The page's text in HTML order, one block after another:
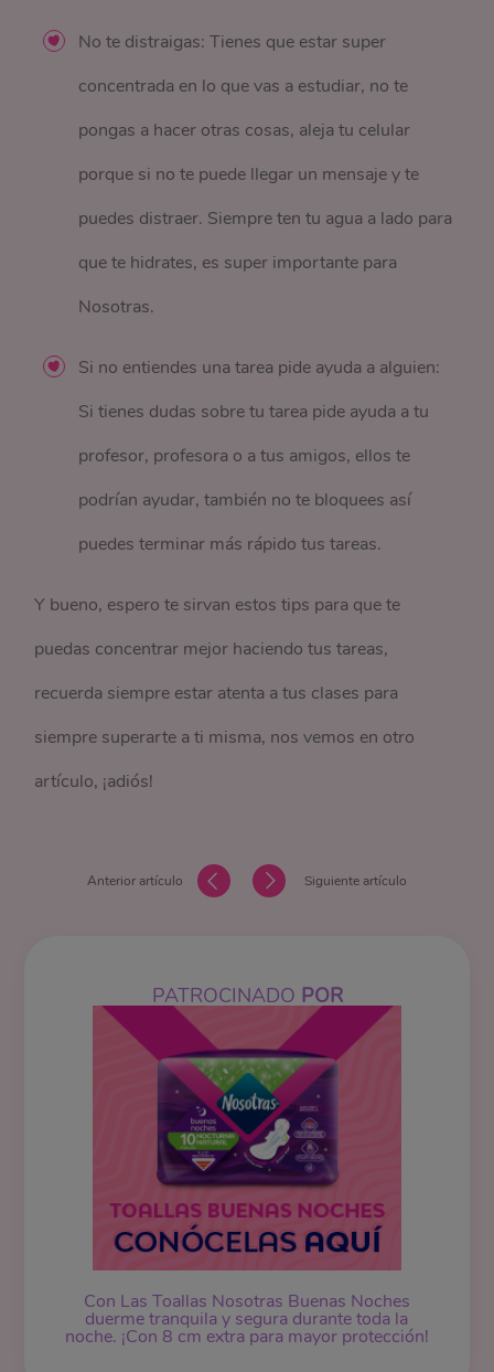
No te distraigas: Tienes que estar super
concentrada en lo que vas a estudiar, no te
pongas a hacer otras cosas, aleja tu celular
porque si no te puede llegar un mensaje y te
puedes distraer. Siempre ten tu agua a lado para
que te hidrates, es super importante para
Nosotras.
Si no entiendes una tarea pide ayuda a alguien:
Si tienes dudas sobre tu tarea pide ayuda a tu
profesor, profesora o a tus amigos, ellos te
podrían ayudar, también no te bloquees así
puedes terminar más rápido tus tareas.
Y bueno, espero te sirvan estos tips para que te
puedas concentrar mejor haciendo tus tareas,
recuerda siempre estar atenta a tus clases para
siempre superarte a ti misma, nos vemos en otro
artículo, ¡adiós!
Anterior artículo Siguiente artículo
PATROCINADO POR
Con Las Toallas Nosotras Buenas Noches
duerme tranquila y segura durante toda la
noche. ¡Con 8 cm extra para mayor protección!